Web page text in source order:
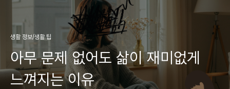
생활 정보/생활 팁
아무 문제 없어도 삶이 재미없게
느껴지는 이유